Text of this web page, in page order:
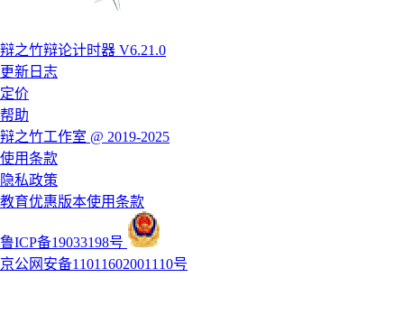
辩之竹辩论计时器 V6.21.0
更新日志
定价
帮助
辩之竹工作室 @ 2019-2025
使用条款
隐私政策
教育优惠版本使用条款
鲁ICP备19033198号
京公网安备11011602001110号